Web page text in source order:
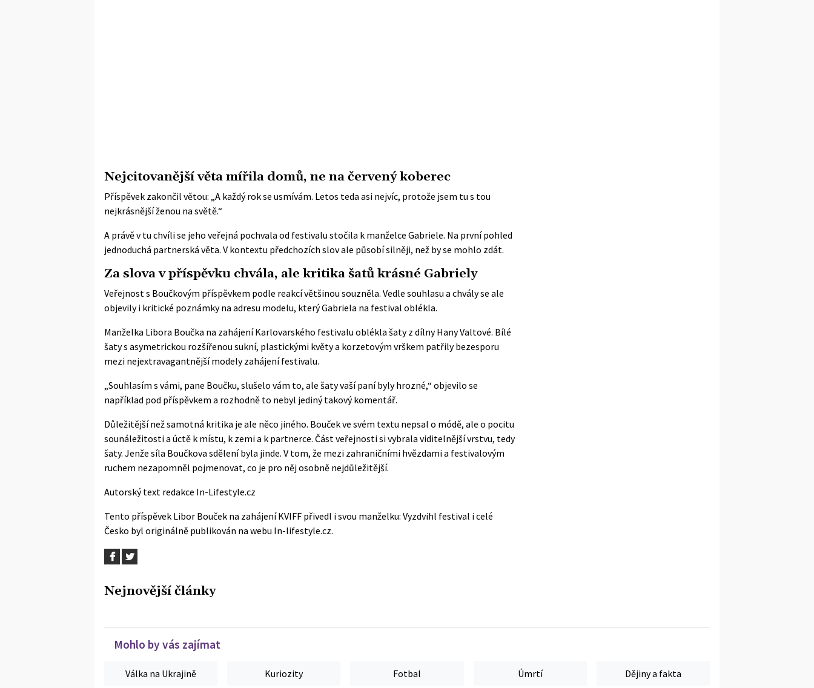
Nejcitovanější věta mířila domů, ne na červený koberec
Příspěvek zakončil větou: „A každý rok se usmívám. Letos teda asi nejvíc, protože jsem tu s tou
nejkrásnější ženou na světě.“
A právě v tu chvíli se jeho veřejná pochvala od festivalu stočila k manželce Gabriele. Na první pohled
jednoduchá partnerská věta. V kontextu předchozích slov ale působí silněji, než by se mohlo zdát.
Za slova v příspěvku chvála, ale kritika šatů krásné Gabriely
Veřejnost s Boučkovým příspěvkem podle reakcí většinou souzněla. Vedle souhlasu a chvály se ale
objevily i kritické poznámky na adresu modelu, který Gabriela na festival oblékla.
Manželka Libora Boučka na zahájení Karlovarského festivalu oblékla šaty z dílny Hany Valtové. Bílé
šaty s asymetrickou rozšířenou sukní, plastickými květy a korzetovým vrškem patřily bezesporu
mezi nejextravagantnější modely zahájení festivalu.
„Souhlasím s vámi, pane Boučku, slušelo vám to, ale šaty vaší paní byly hrozné,“ objevilo se
například pod příspěvkem a rozhodně to nebyl jediný takový komentář.
Důležitější než samotná kritika je ale něco jiného. Bouček ve svém textu nepsal o módě, ale o pocitu
sounáležitosti a úctě k místu, k zemi a k partnerce. Část veřejnosti si vybrala viditelnější vrstvu, tedy
šaty. Jenže síla Boučkova sdělení byla jinde. V tom, že mezi zahraničními hvězdami a festivalovým
ruchem nezapomněl pojmenovat, co je pro něj osobně nejdůležitější.
Autorský text redakce In-Lifestyle.cz
Tento příspěvek Libor Bouček na zahájení KVIFF přivedl i svou manželku: Vyzdvihl festival i celé
Česko byl originálně publikován na webu In-lifestyle.cz.
Nejnovější články
Mohlo by vás zajímat
Válka na Ukrajině Kuriozity Fotbal Úmrtí Dějiny a fakta